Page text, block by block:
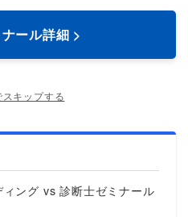
ール詳細 >
キップする
ィング vs 診断士ゼミナール